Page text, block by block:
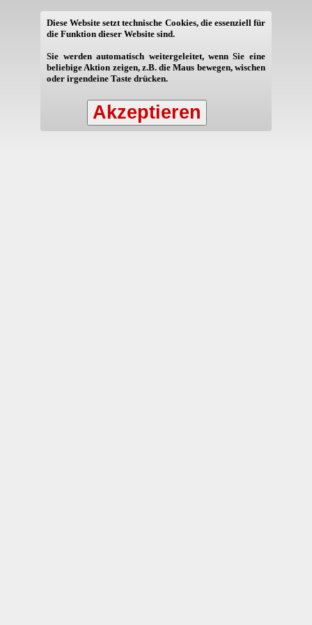
Diese Website setzt technische Cookies, die essenziell für
die Funktion dieser Website sind.
Sie werden automatisch weitergeleitet, wenn Sie eine
beliebige Aktion zeigen, z.B. die Maus bewegen, wischen
oder irgendeine Taste drücken.